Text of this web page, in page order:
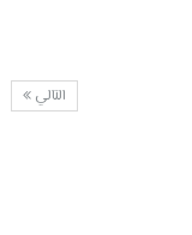
التالي